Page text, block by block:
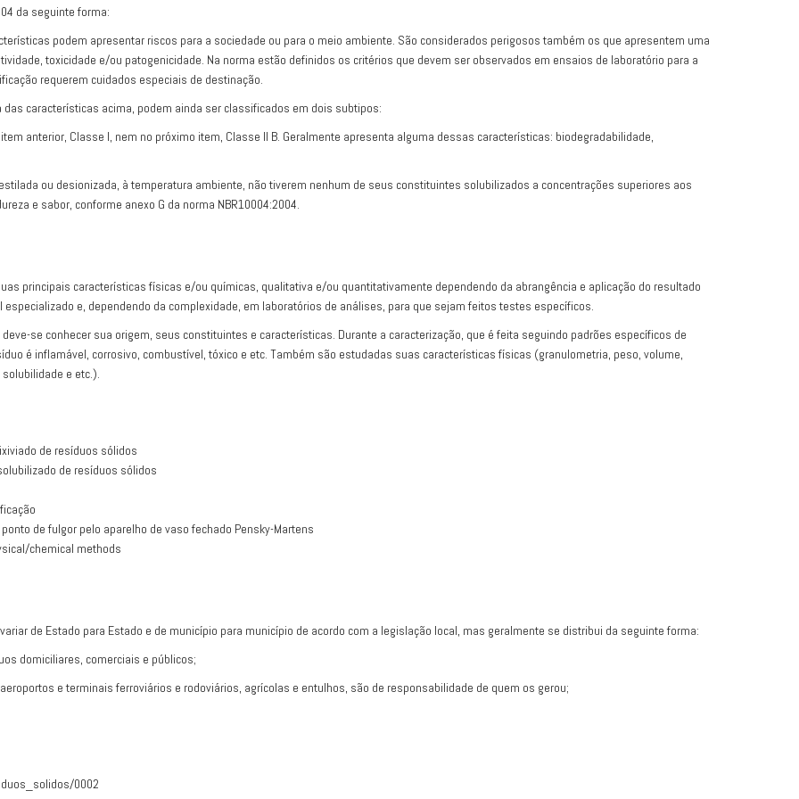
da seguinte forma:
podem apresentar riscos para a sociedade ou para o meio ambiente. São considerados perigosos também os que apresentem uma
toxicidade e/ou patogenicidade. Na norma estão definidos os critérios que devem ser observados em ensaios de laboratório para a
requerem cuidados especiais de destinação.
características acima, podem ainda ser classificados em dois subtipos:
anterior, Classe I, nem no próximo item, Classe II B. Geralmente apresenta alguma dessas características: biodegradabilidade,
ou desionizada, à temperatura ambiente, não tiverem nenhum de seus constituintes solubilizados a concentrações superiores aos
e sabor, conforme anexo G da norma NBR10004:2004.
principais características físicas e/ou químicas, qualitativa e/ou quantitativamente dependendo da abrangência e aplicação do resultado
e, dependendo da complexidade, em laboratórios de análises, para que sejam feitos testes específicos.
se conhecer sua origem, seus constituintes e características. Durante a caracterização, que é feita seguindo padrões específicos de
é inflamável, corrosivo, combustível, tóxico e etc. Também são estudadas suas características físicas (granulometria, peso, volume,
e etc.).
de resíduos sólidos
de resíduos sólidos
de fulgor pelo aparelho de vaso fechado Pensky-Martens
chemical methods
de Estado para Estado e de município para município de acordo com a legislação local, mas geralmente se distribui da seguinte forma:
domiciliares, comerciais e públicos;
e terminais ferroviários e rodoviários, agrícolas e entulhos, são de responsabilidade de quem os gerou;
0002